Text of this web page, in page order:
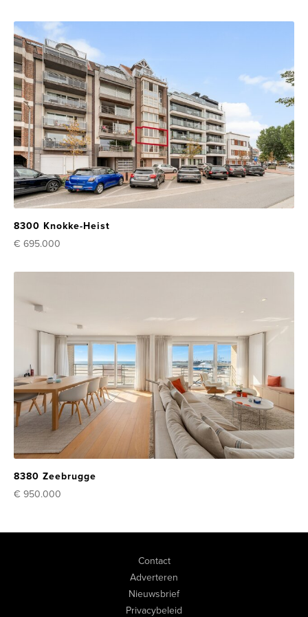
8300 Knokke-Heist
€ 695.000
8380 Zeebrugge
€ 950.000
Contact
Adverteren
Nieuwsbrief
Privacybeleid